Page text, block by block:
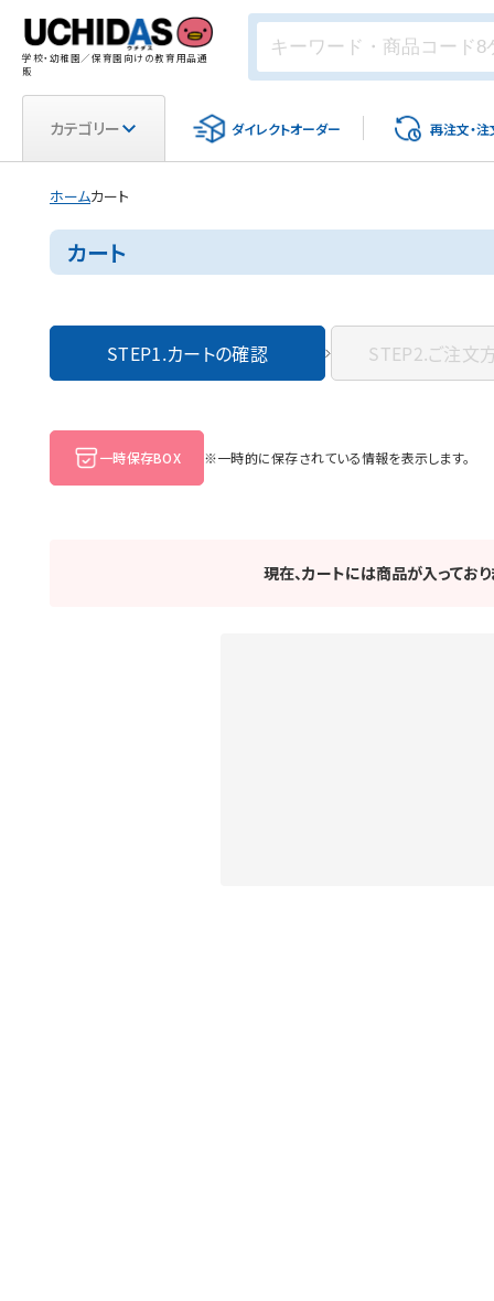
学校・幼稚園／保育園向けの教育用品通
販
カテゴリー ダイレクトオーダー 再注文・注
ホームカート
カート
STEP1.カートの確認 STEP2.ご注文
一時保存BOX ※一時的に保存されている情報を表示します。
現在、カートには商品が入ってお